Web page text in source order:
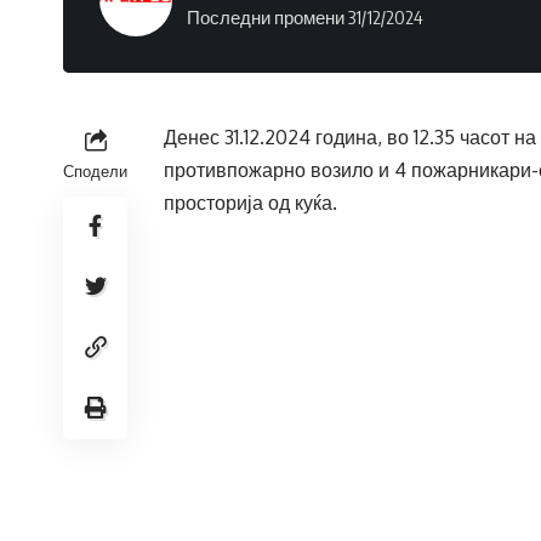
Последни промени 31/12/2024
Сподели
Денес 31.12.2024 година, во 12.35
противпожарно возило и 4
просторија од куќа.